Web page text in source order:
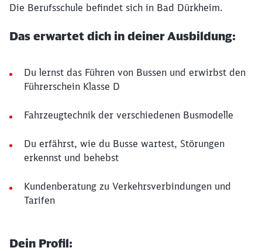
Die Berufsschule befindet sich in Bad Dürkheim.
Das erwartet dich in deiner Ausbildung:
Du lernst das Führen von Bussen und erwirbst den
Führerschein Klasse D
Fahrzeugtechnik der verschiedenen Busmodelle
Du erfährst, wie du Busse wartest, Störungen
erkennst und behebst
Kundenberatung zu Verkehrsverbindungen und
Tarifen
Dein Profil: